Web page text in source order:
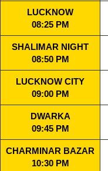
LUCKNOW
08:25 PM
SHALIMAR NIGHT
08:50 PM
LUCKNOW CITY
09:00 PM
DWARKA
09:45 PM
CHARMINAR BAZAR
10:30 PM